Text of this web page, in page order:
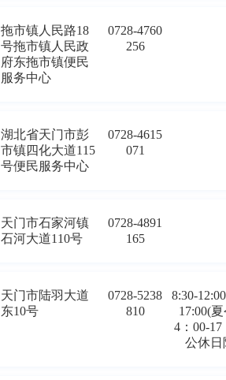
拖市镇人民路18
号拖市镇人民政
府东拖市镇便民
服务中心
0728-4760
256
湖北省天门市彭
市镇四化大道115
号便民服务中心
0728-4615
071
天门市石家河镇
石河大道110号
0728-4891
165
天门市陆羽大道
东10号
0728-5238
810
8:30-
17:00(
4：00-17
公休日